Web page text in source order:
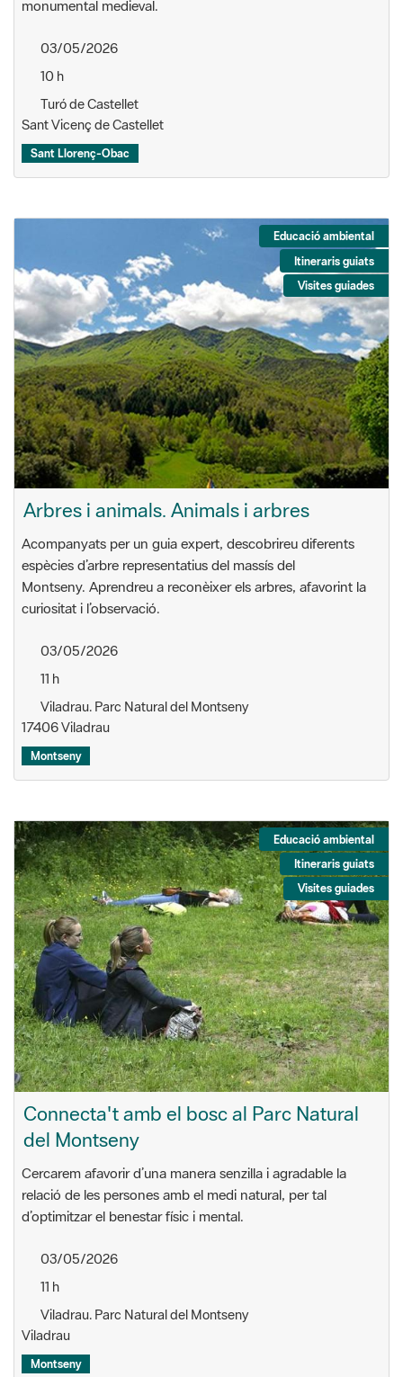
monumental medieval.
03/05/2026
10 h
Turó de Castellet
Sant Vicenç de Castellet
Sant Llorenç-Obac
Educació ambiental
Itineraris guiats
Visites guiades
Arbres i animals. Animals i arbres
Acompanyats per un guia expert, descobrireu diferents
espècies d’arbre representatius del massís del
Montseny. Aprendreu a reconèixer els arbres, afavorint la
curiositat i l’observació.
03/05/2026
11 h
Viladrau. Parc Natural del Montseny
17406 Viladrau
Montseny
Educació ambiental
Itineraris guiats
Visites guiades
Connecta't amb el bosc al Parc Natural
del Montseny
Cercarem afavorir d’una manera senzilla i agradable la
relació de les persones amb el medi natural, per tal
d’optimitzar el benestar físic i mental.
03/05/2026
11 h
Viladrau. Parc Natural del Montseny
Viladrau
Montseny